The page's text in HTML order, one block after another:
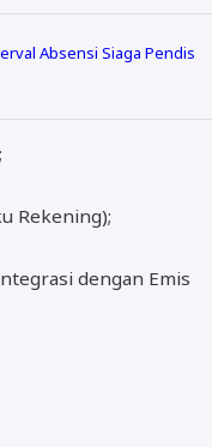
Absensi Siaga Pendis
Rekening);
dengan Emis